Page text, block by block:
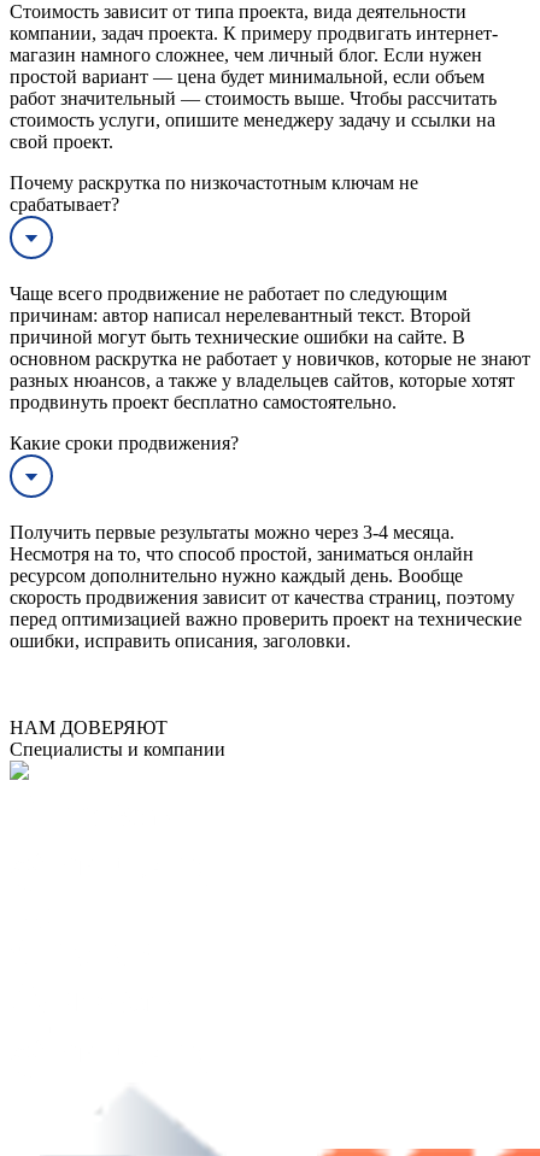
Стоимость зависит от типа проекта, вида деятельности
компании, задач проекта. К примеру продвигать интернет-
магазин намного сложнее, чем личный блог. Если нужен
простой вариант — цена будет минимальной, если объем
работ значительный — стоимость выше. Чтобы рассчитать
стоимость услуги, опишите менеджеру задачу и ссылки на
свой проект.
Почему раскрутка по низкочастотным ключам не
срабатывает?
Чаще всего продвижение не работает по следующим
причинам: автор написал нерелевантный текст. Второй
причиной могут быть технические ошибки на сайте. В
основном раскрутка не работает у новичков, которые не знают
разных нюансов, а также у владельцев сайтов, которые хотят
продвинуть проект бесплатно самостоятельно.
Какие сроки продвижения?
Получить первые результаты можно через 3-4 месяца.
Несмотря на то, что способ простой, заниматься онлайн
ресурсом дополнительно нужно каждый день. Вообще
скорость продвижения зависит от качества страниц, поэтому
перед оптимизацией важно проверить проект на технические
ошибки, исправить описания, заголовки.
НАМ ДОВЕРЯЮТ
Специалисты и компании